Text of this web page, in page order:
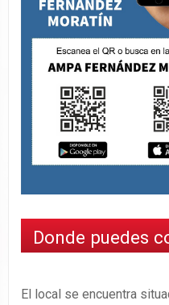
Donde puedes
El local se encuentra